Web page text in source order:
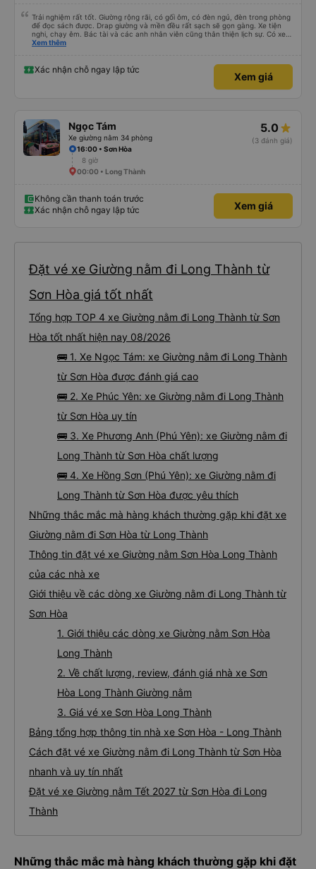
Trải nghiệm rất tốt. Giường rộng rãi, có gối ôm, có đèn ngủ, đèn trong phòng
để đọc sách được. Drap giường và mền đều rất sạch sẽ gọn gàng. Xe tiện
nghi, chạy êm. Bác tài và các anh nhân viên cũng thân thiện lịch sự. Có xe
trung chuyển về nội thành thành phố tuy hoà rất tiện. Giá vé hợp lý. Nói
Xem thêm
Xác nhận chỗ ngay lập tức
Xem giá
Ngọc Tám
Xe giường nằm 34 phòng
5.0
(3 đánh giá)
16:00 • Sơn Hòa
8 giờ
00:00 • Long Thành
Không cần thanh toán trước
Xác nhận chỗ ngay lập tức
Xem giá
Đặt vé xe Giường nằm đi Long Thành từ
Sơn Hòa giá tốt nhất
Tổng hợp TOP 4 xe Giường nằm đi Long Thành từ Sơn
Hòa tốt nhất hiện nay 08/2026
🚌 1. Xe Ngọc Tám: xe Giường nằm đi Long Thành
từ Sơn Hòa được đánh giá cao
🚌 2. Xe Phúc Yên: xe Giường nằm đi Long Thành
từ Sơn Hòa uy tín
🚌 3. Xe Phương Anh (Phú Yên): xe Giường nằm đi
Long Thành từ Sơn Hòa chất lượng
🚌 4. Xe Hồng Sơn (Phú Yên): xe Giường nằm đi
Long Thành từ Sơn Hòa được yêu thích
Những thắc mắc mà hàng khách thường gặp khi đặt xe
Giường nằm đi Sơn Hòa từ Long Thành
Thông tin đặt vé xe Giường nằm Sơn Hòa Long Thành
của các nhà xe
Giới thiệu về các dòng xe Giường nằm đi Long Thành từ
Sơn Hòa
1. Giới thiệu các dòng xe Giường nằm Sơn Hòa
Long Thành
2. Về chất lượng, review, đánh giá nhà xe Sơn
Hòa Long Thành Giường nằm
3. Giá vé xe Sơn Hòa Long Thành
Bảng tổng hợp thông tin nhà xe Sơn Hòa - Long Thành
Cách đặt vé xe Giường nằm đi Long Thành từ Sơn Hòa
nhanh và uy tín nhất
Đặt vé xe Giường nằm Tết 2027 từ Sơn Hòa đi Long
Thành
Những thắc mắc mà hàng khách thường gặp khi đặt